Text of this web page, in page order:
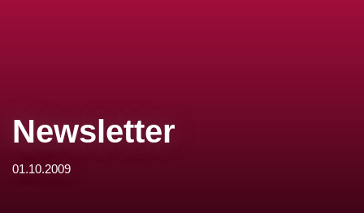
Newsletter
01.10.2009